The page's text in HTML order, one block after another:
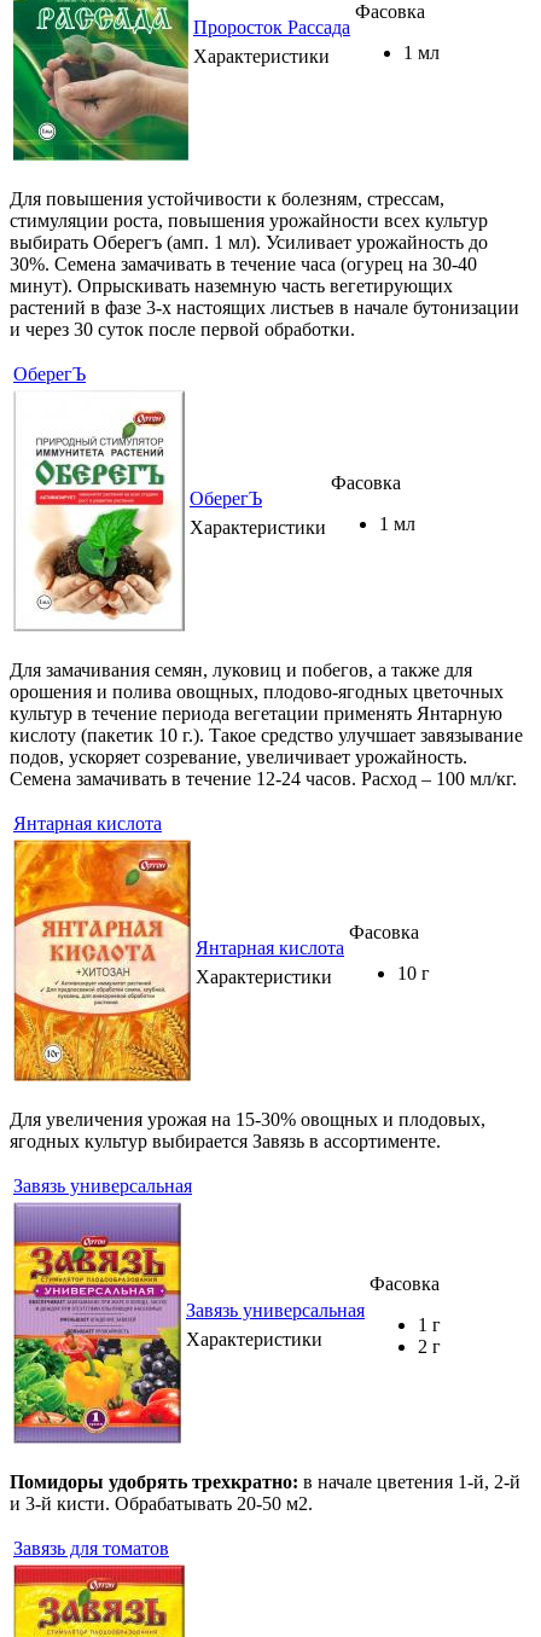
Проросток Рассада
Характеристики
Фасовка
1 мл
Для повышения устойчивости к болезням, стрессам,
стимуляции роста, повышения урожайности всех культур
выбирать Оберегъ (амп. 1 мл). Усиливает урожайность до
30%. Семена замачивать в течение часа (огурец на 30-40
минут). Опрыскивать наземную часть вегетирующих
растений в фазе 3-х настоящих листьев в начале бутонизации
и через 30 суток после первой обработки.
ОберегЪ
ОберегЪ
Характеристики
Фасовка
1 мл
Для замачивания семян, луковиц и побегов, а также для
орошения и полива овощных, плодово-ягодных цветочных
культур в течение периода вегетации применять Янтарную
кислоту (пакетик 10 г.). Такое средство улучшает завязывание
подов, ускоряет созревание, увеличивает урожайность.
Семена замачивать в течение 12-24 часов. Расход – 100 мл/кг.
Янтарная кислота
Янтарная кислота
Характеристики
Фасовка
10 г
Для увеличения урожая на 15-30% овощных и плодовых,
ягодных культур выбирается Завязь в ассортименте.
Завязь универсальная
Завязь универсальная
Характеристики
Фасовка
1 г
2 г
Помидоры удобрять трехкратно: в начале цветения 1-й, 2-й
и 3-й кисти. Обрабатывать 20-50 м2.
Завязь для томатов